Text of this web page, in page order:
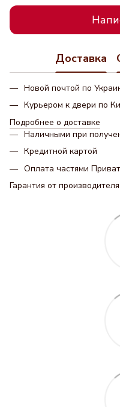
Доставка
Новой почтой по
Курьером к двери по
Подробнее о доставке
Наличными при
Кредитной картой
Оплата частями
Гарантия от